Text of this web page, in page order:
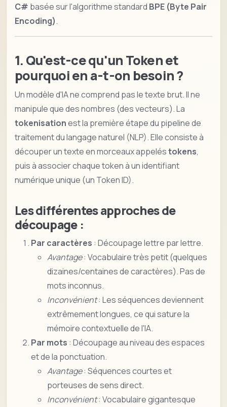
C# basée sur l'algorithme standard BPE (Byte Pair
Encoding).
1. Qu'est-ce qu'un Token et
pourquoi en a-t-on besoin ?
Un modèle d'IA ne comprend pas le texte brut. Il ne
manipule que des nombres (des vecteurs). La
tokenisationest la première étape du pipeline de
traitement du langage naturel (NLP). Elle consiste à
découper un texte en morceaux appeléstokens,
puis à associer chaque token à un identifiant
numérique unique (un Token ID).
Les différentes approches de
découpage :
Par caractères : Découpage lettre par lettre.
Avantage: Vocabulaire très petit (quelques
dizaines/centaines de caractères). Pas de
mots inconnus.
Inconvénient: Les séquences deviennent
extrêmement longues, ce qui sature la
mémoire contextuelle de l'IA.
Par mots : Découpage au niveau des espaces
et de la ponctuation.
Avantage: Séquences courtes et
porteuses de sens direct.
Inconvénient: Vocabulaire gigantesque